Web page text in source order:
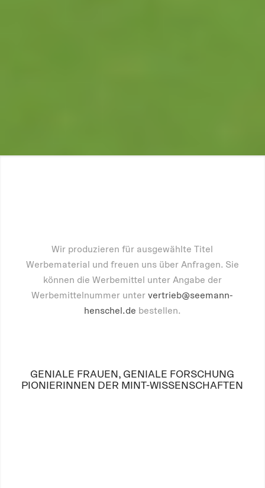
Wir produzieren für ausgewählte Titel
Werbematerial und freuen uns über Anfragen. Sie
können die Werbemittel unter Angabe der
Werbemittelnummer untervertrieb@seemann-
henschel.de bestellen.
GENIALE FRAUEN, GENIALE FORSCHUNG
PIONIERINNEN DER MINT-WISSENSCHAFTEN